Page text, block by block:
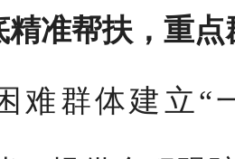
精准帮扶，重点
难群体建立“